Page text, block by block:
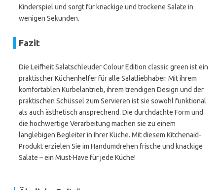
Kinderspiel und sorgt für knackige und trockene Salate in
wenigen Sekunden.
Fazit
Die Leifheit Salatschleuder Colour Edition classic green ist ein
praktischer Küchenhelfer für alle Salatliebhaber. Mit ihrem
komfortablen Kurbelantrieb, ihrem trendigen Design und der
praktischen Schüssel zum Servieren ist sie sowohl funktional
als auch ästhetisch ansprechend. Die durchdachte Form und
die hochwertige Verarbeitung machen sie zu einem
langlebigen Begleiter in Ihrer Küche. Mit diesem Kitchenaid-
Produkt erzielen Sie im Handumdrehen frische und knackige
Salate – ein Must-Have für jede Küche!